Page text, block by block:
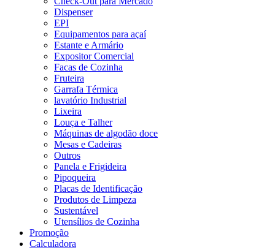
Dispenser
EPI
Equipamentos para açaí
Estante e Armário
Expositor Comercial
Facas de Cozinha
Fruteira
Garrafa Térmica
lavatório Industrial
Lixeira
Louça e Talher
Máquinas de algodão doce
Mesas e Cadeiras
Outros
Panela e Frigideira
Pipoqueira
Placas de Identificação
Produtos de Limpeza
Sustentável
Utensílios de Cozinha
Promoção
Calculadora